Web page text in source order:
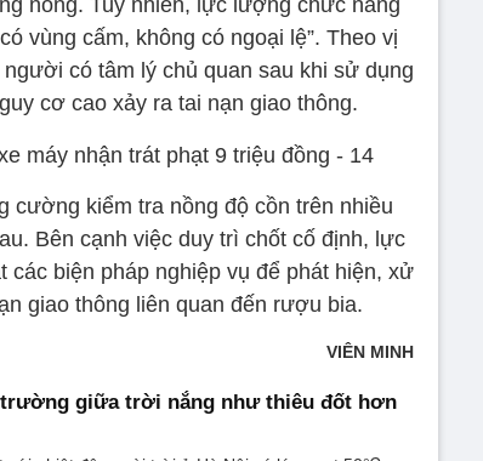
vùng cấm, không có ngoại lệ”. Theo vị
có tâm lý chủ quan sau khi sử dụng
cơ cao xảy ra tai nạn giao thông.
cường kiểm tra nồng độ cồn trên nhiều
Bên cạnh việc duy trì chốt cố định, lực
biện pháp nghiệp vụ để phát hiện, xử
giao thông liên quan đến rượu bia.
VIÊN MINH
trường giữa trời nắng như thiêu đốt hơn